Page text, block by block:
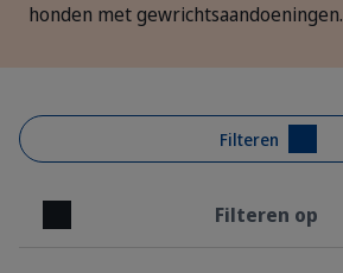
honden met gewrichtsaandoeningen.
Filteren
Sluiten Filteren op